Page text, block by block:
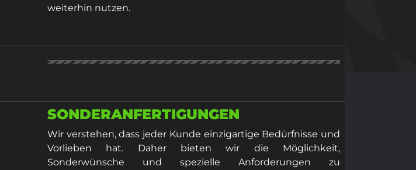
weiterhin nutzen.
SONDERANFERTIGUNGEN
Wir verstehen, dass jeder Kunde einzigartige Bedürfnisse und
Vorlieben hat. Daher bieten wir die Möglichkeit,
Sonderwünsche und spezielle Anforderungen zu